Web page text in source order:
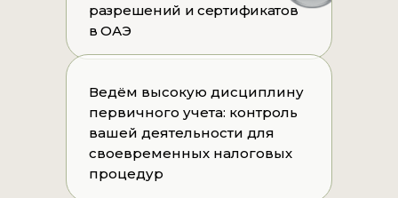
разрешений и сертификатов
в ОАЭ
Ведём высокую дисциплину
первичного учета: контроль
вашей деятельности для
своевременных налоговых
процедур